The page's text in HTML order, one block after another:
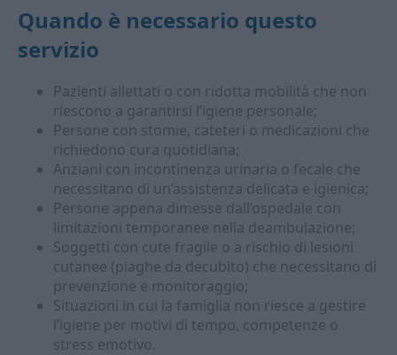
Quando è necessario questo
servizio
Pazienti allettati o con ridotta mobilità che non
riescono a garantirsi l’igiene personale;
Persone con stomie, cateteri o medicazioni che
richiedono cura quotidiana;
Anziani con incontinenza urinaria o fecale che
necessitano di un’assistenza delicata e igienica;
Persone appena dimesse dall’ospedale con
limitazioni temporanee nella deambulazione;
Soggetti con cute fragile o a rischio di lesioni
cutanee (piaghe da decubito) che necessitano di
prevenzione e monitoraggio;
Situazioni in cui la famiglia non riesce a gestire
l’igiene per motivi di tempo, competenze o
stress emotivo.